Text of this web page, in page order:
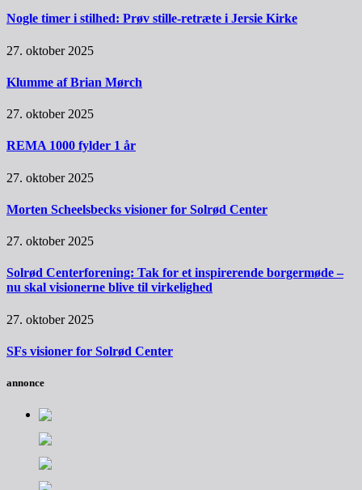
Nogle timer i stilhed: Prøv stille-retræte i Jersie Kirke
27. oktober 2025
Klumme af Brian Mørch
27. oktober 2025
REMA 1000 fylder 1 år
27. oktober 2025
Morten Scheelsbecks visioner for Solrød Center
27. oktober 2025
Solrød Centerforening: Tak for et inspirerende borgermøde –
nu skal visionerne blive til virkelighed
27. oktober 2025
SFs visioner for Solrød Center
annonce